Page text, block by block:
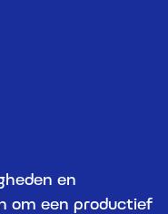
en
om een productief